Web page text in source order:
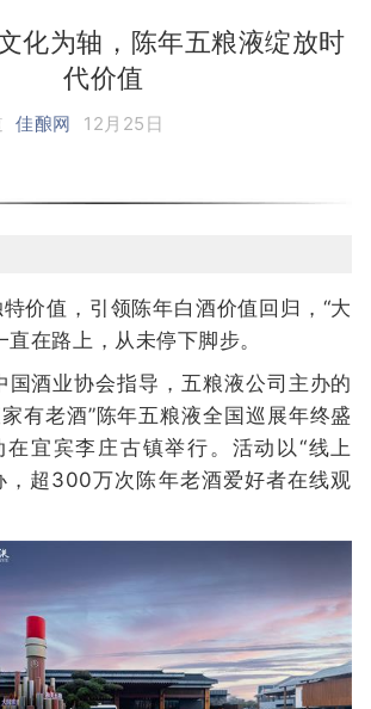
化为轴，陈年五粮液绽放时
代价值
佳酿网 12月25日
价值，引领陈年白酒价值回归，“大
直在路上，从未停下脚步。
国酒业协会指导，五粮液公司主办的
有老酒”陈年五粮液全国巡展年终盛
宜宾李庄古镇举行。活动以“线上
，超300万次陈年老酒爱好者在线观